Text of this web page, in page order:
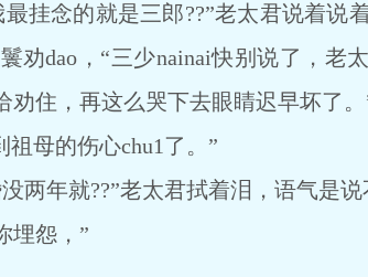
念的就是三郎??”老太君说着说
劝dao，“三少nainai快别说了，老
住，再这么哭下去眼睛迟早坏了。
母的伤心chu1了。”
年就??”老太君拭着泪，语气是说
埋怨，”